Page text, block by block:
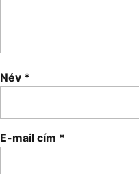
Név *
E-mail cím *